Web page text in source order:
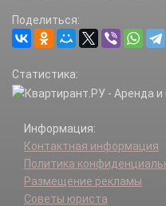
Поделиться:
Статистика:
Информация:
Контактная информация
Политика
Размещение рекламы
Советы юриста